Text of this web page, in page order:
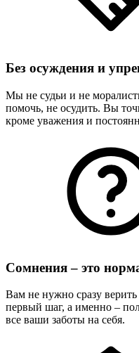
Без осуждения и
Мы не судьи и не
помочь, не осудить. Вы
кроме уважения и
Сомнения – это
Вам не нужно сразу верить
первый шаг, а именно –
все ваши заботы на себя.